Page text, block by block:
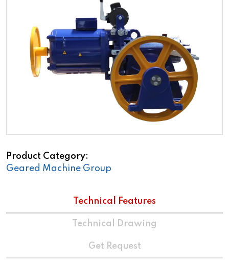
Product Category
Geared Machine Group
Technical Features
Technical Drawing
Get Request